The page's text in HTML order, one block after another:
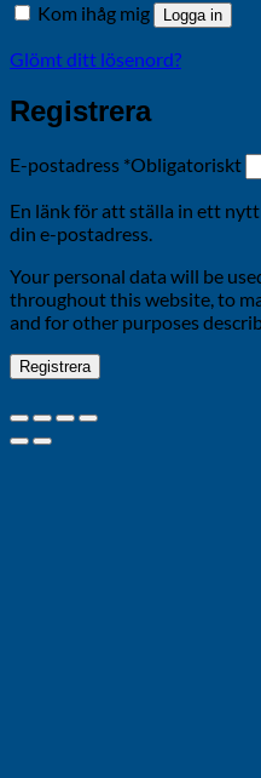
Kom ihåg mig
Logga in
Glömt ditt lösenord?
Registrera
E-postadress *Obligatoriskt
En länk för att ställa in ett
din e-postadress.
Your personal data will be
throughout this website, to
and for other purposes
Registrera